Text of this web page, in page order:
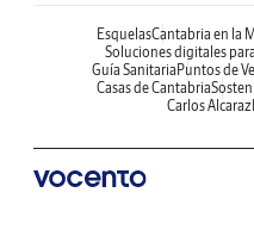
EsquelasCantabria en la
Soluciones digitales
Guía Sanitaria Puntos de
Casas de Cantabria
Carlos Alcaraz